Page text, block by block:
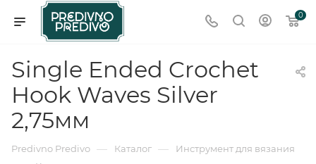
0
Single Ended Crochet
Hook Waves Silver
2,75мм
Predivno Predivo — Каталог — Инструмент для вязания